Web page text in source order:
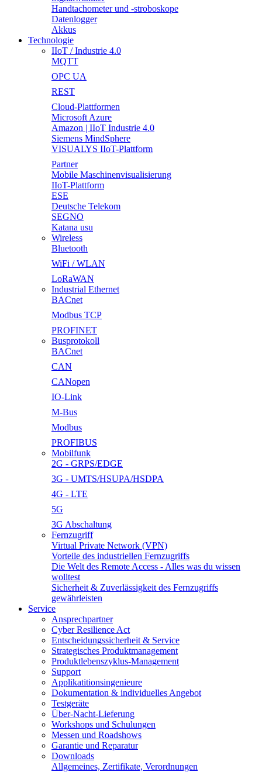
Handtachometer und -stroboskope
Datenlogger
Akkus
Technologie
IIoT / Industrie 4.0
MQTT
OPC UA
REST
Cloud-Plattformen
Microsoft Azure
Amazon | IIoT Industrie 4.0
Siemens MindSphere
VISUALYS IIoT-Plattform
Partner
Mobile Maschinenvisualisierung
IIoT-Plattform
ESE
Deutsche Telekom
SEGNO
Katana usu
Wireless
Bluetooth
WiFi / WLAN
LoRaWAN
Industrial Ethernet
BACnet
Modbus TCP
PROFINET
Busprotokoll
BACnet
CAN
CANopen
IO-Link
M-Bus
Modbus
PROFIBUS
Mobilfunk
2G - GRPS/EDGE
3G - UMTS/HSUPA/HSDPA
4G - LTE
5G
3G Abschaltung
Fernzugriff
Virtual Private Network (VPN)
Vorteile des industriellen Fernzugriffs
Die Welt des Remote Access - Alles was du wissen
wolltest
Sicherheit & Zuverlässigkeit des Fernzugriffs
gewährleisten
Service
Ansprechpartner
Cyber Resilience Act
Entscheidungssicherheit & Service
Strategisches Produktmanagement
Produktlebenszyklus-Management
Support
Applikatitionsingenieure
Dokumentation & individuelles Angebot
Testgeräte
Über-Nacht-Lieferung
Workshops und Schulungen
Messen und Roadshows
Garantie und Reparatur
Downloads
Allgemeines, Zertifikate, Verordnungen